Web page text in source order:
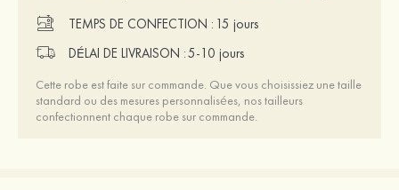
TEMPS DE CONFECTION : 15 jours
DÉLAI DE LIVRAISON :5-10 jours
Cette robe est faite sur commande. Que vous choisissiez une taille
standard ou des mesures personnalisées, nos tailleurs
confectionnent chaque robe sur commande.